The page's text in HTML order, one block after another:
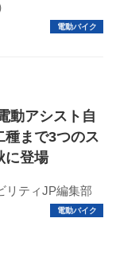
動アシスト自
種まで3つのス
に登場
リティJP編集部